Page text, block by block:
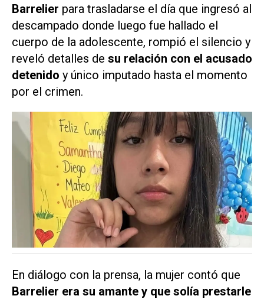
Barrelier para trasladarse el día que ingresó al
descampado donde luego fue hallado el
cuerpo de la adolescente, rompió el silencio y
reveló detalles de su relación con el acusado
detenido y único imputado hasta el momento
por el crimen.
En diálogo con la prensa, la mujer contó que
Barrelier era su amante y que solía prestarle